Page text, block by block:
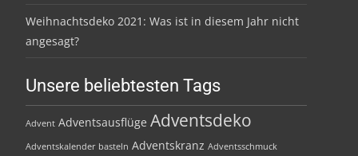
Weihnachtsdeko 2021: Was ist in diesem Jahr nicht
angesagt?
Unsere beliebtesten Tags
Advent Adventsausflüge Adventsdeko
Adventskalender basteln Adventskranz Adventsschmuck